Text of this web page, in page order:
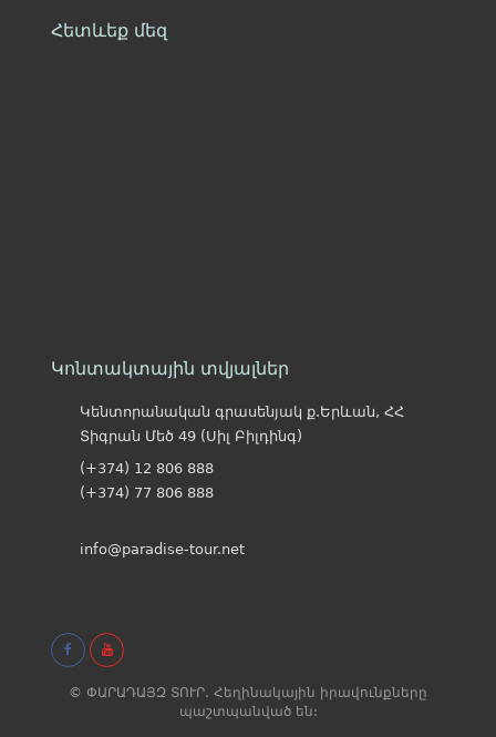
Հետևեք մեզ
Կոնտակտային տվյալներ
Կենտորանական գրասենյակ ք.Երևան, ՀՀ
Տիգրան Մեծ 49 (Սիլ Բիլդինգ)
(+374) 12 806 888
(+374) 77 806 888
info@paradise-tour.net
© ՓԱՐԱԴԱՅԶ ՏՈՒՐ. Հեղինակային իրավունքները
պաշտպանված են: